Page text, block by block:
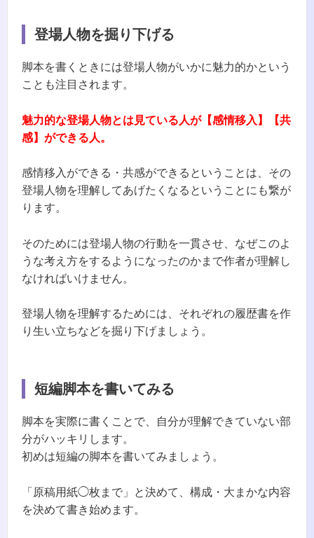
登場人物を掘り下げる
脚本を書くときには登場人物がいかに魅力的かという
ことも注目されます。
魅力的な登場人物とは見ている人が【感情移入】【共
感】ができる人。
感情移入ができる・共感ができるということは、その
登場人物を理解してあげたくなるということにも繋が
ります。
そのためには登場人物の行動を一貫させ、なぜこのよ
うな考え方をするようになったのかまで作者が理解し
なければいけません。
登場人物を理解するためには、それぞれの履歴書を作
り生い立ちなどを掘り下げましょう。
短編脚本を書いてみる
脚本を実際に書くことで、自分が理解できていない部
分がハッキリします。
初めは短編の脚本を書いてみましょう。
「原稿用紙◯枚まで」と決めて、構成・大まかな内容
を決めて書き始めます。